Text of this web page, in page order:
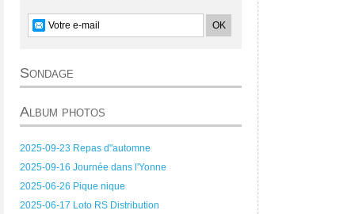
Sondage
Album photos
2025-09-23 Repas d"automne
2025-09-16 Journée dans l'Yonne
2025-06-26 Pique nique
2025-06-17 Loto RS Distribution